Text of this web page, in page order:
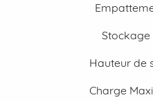
Stockage
Hauteur de
Charge